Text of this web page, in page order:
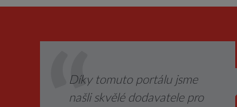
Díky tomuto portálu jsme
našli skvělé dodavatele pro